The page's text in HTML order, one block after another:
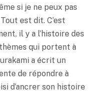
si je ne peux pas
est dit. C’est
il y a l’histoire des
qui portent à
a écrit un
de répondre à
d’ancrer son histoire